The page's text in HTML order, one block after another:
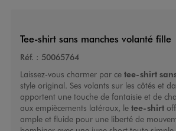
Tee-shirt sans manches volanté fille
Réf. : 50065764
Laissez-vous charmer par ce tee-shirt
style original. Ses volants sur les côtés et
apportent une touche de fantaisie et de
aux empiècements latéraux, le tee-shirt
ample et fluide pour une liberté de